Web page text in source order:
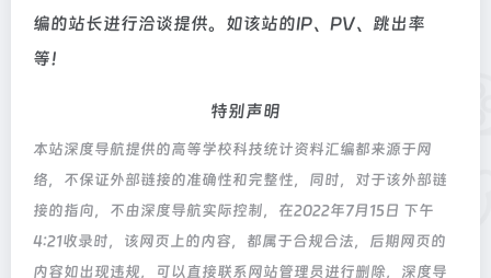
编的站长进行洽谈提供。如该站的IP、PV、跳出率
等！
特别声明
本站深度导航提供的高等学校科技统计资料汇编都来源于网
络，不保证外部链接的准确性和完整性，同时，对于该外部链
接的指向，不由深度导航实际控制，在2022年7月15日 下午
4:21收录时，该网页上的内容，都属于合规合法，后期网页的
内容如出现违规，可以直接联系网站管理员进行删除，深度导